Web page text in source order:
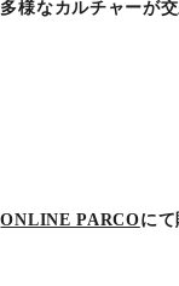
様なカルチャーが
ONLINE PARCOにて